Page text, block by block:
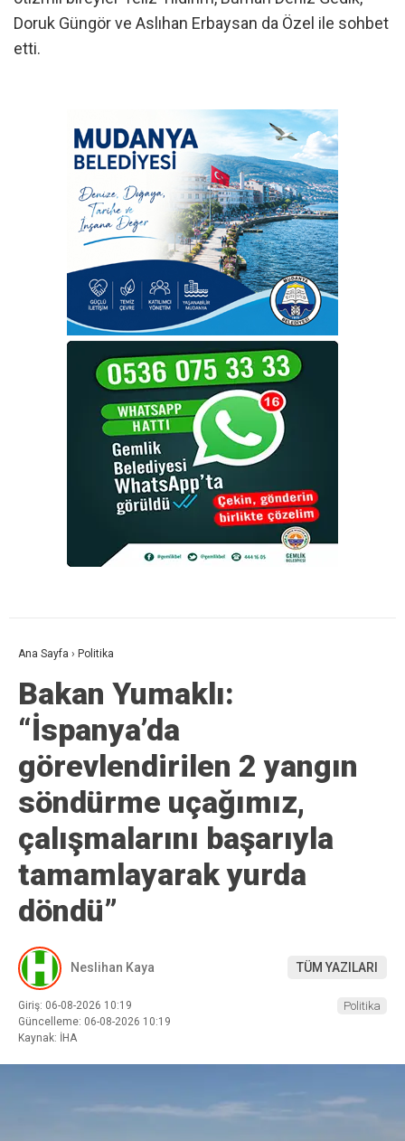
Doruk Güngör ve Aslıhan Erbaysan da Özel ile sohbet
etti.
Ana Sayfa › Politika
Bakan Yumaklı:
“İspanya’da
görevlendirilen 2 yangın
söndürme uçağımız,
çalışmalarını başarıyla
tamamlayarak yurda
döndü”
Neslihan Kaya TÜM YAZILARI
Giriş: 06-08-2026 10:19
Güncelleme: 06-08-2026 10:19
Kaynak: İHA
Politika